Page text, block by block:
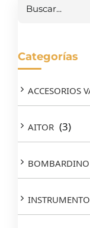
Categorías
ACCESORIOS
AITOR (3)
BOMBARDINO